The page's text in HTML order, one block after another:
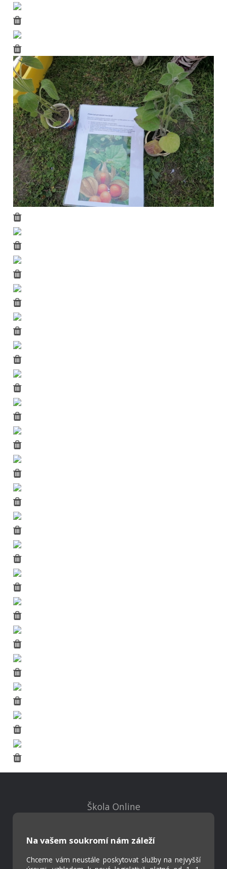
Na vašem soukromí nám záleží
Chceme vám neustále poskytovat služby na nejvyšší
Škola Online
Projekty